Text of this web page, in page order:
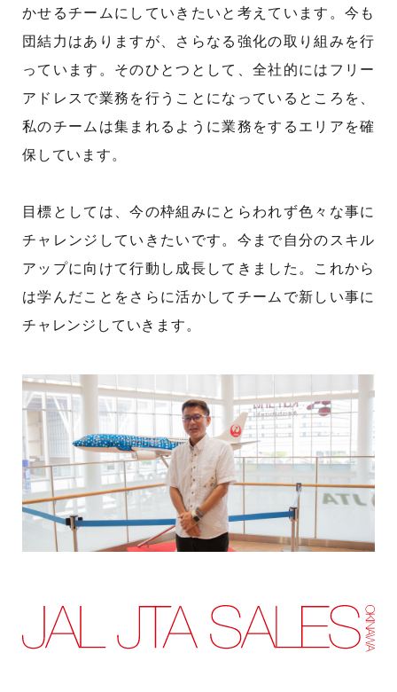
かせるチームにしていきたいと考えています。今も
団結力はありますが、さらなる強化の取り組みを行
っています。そのひとつとして、全社的にはフリー
アドレスで業務を行うことになっているところを、
私のチームは集まれるように業務をするエリアを確
保しています。
目標としては、今の枠組みにとらわれず色々な事に
チャレンジしていきたいです。今まで自分のスキル
アップに向けて行動し成長してきました。これから
は学んだことをさらに活かしてチームで新しい事に
チャレンジしていきます。